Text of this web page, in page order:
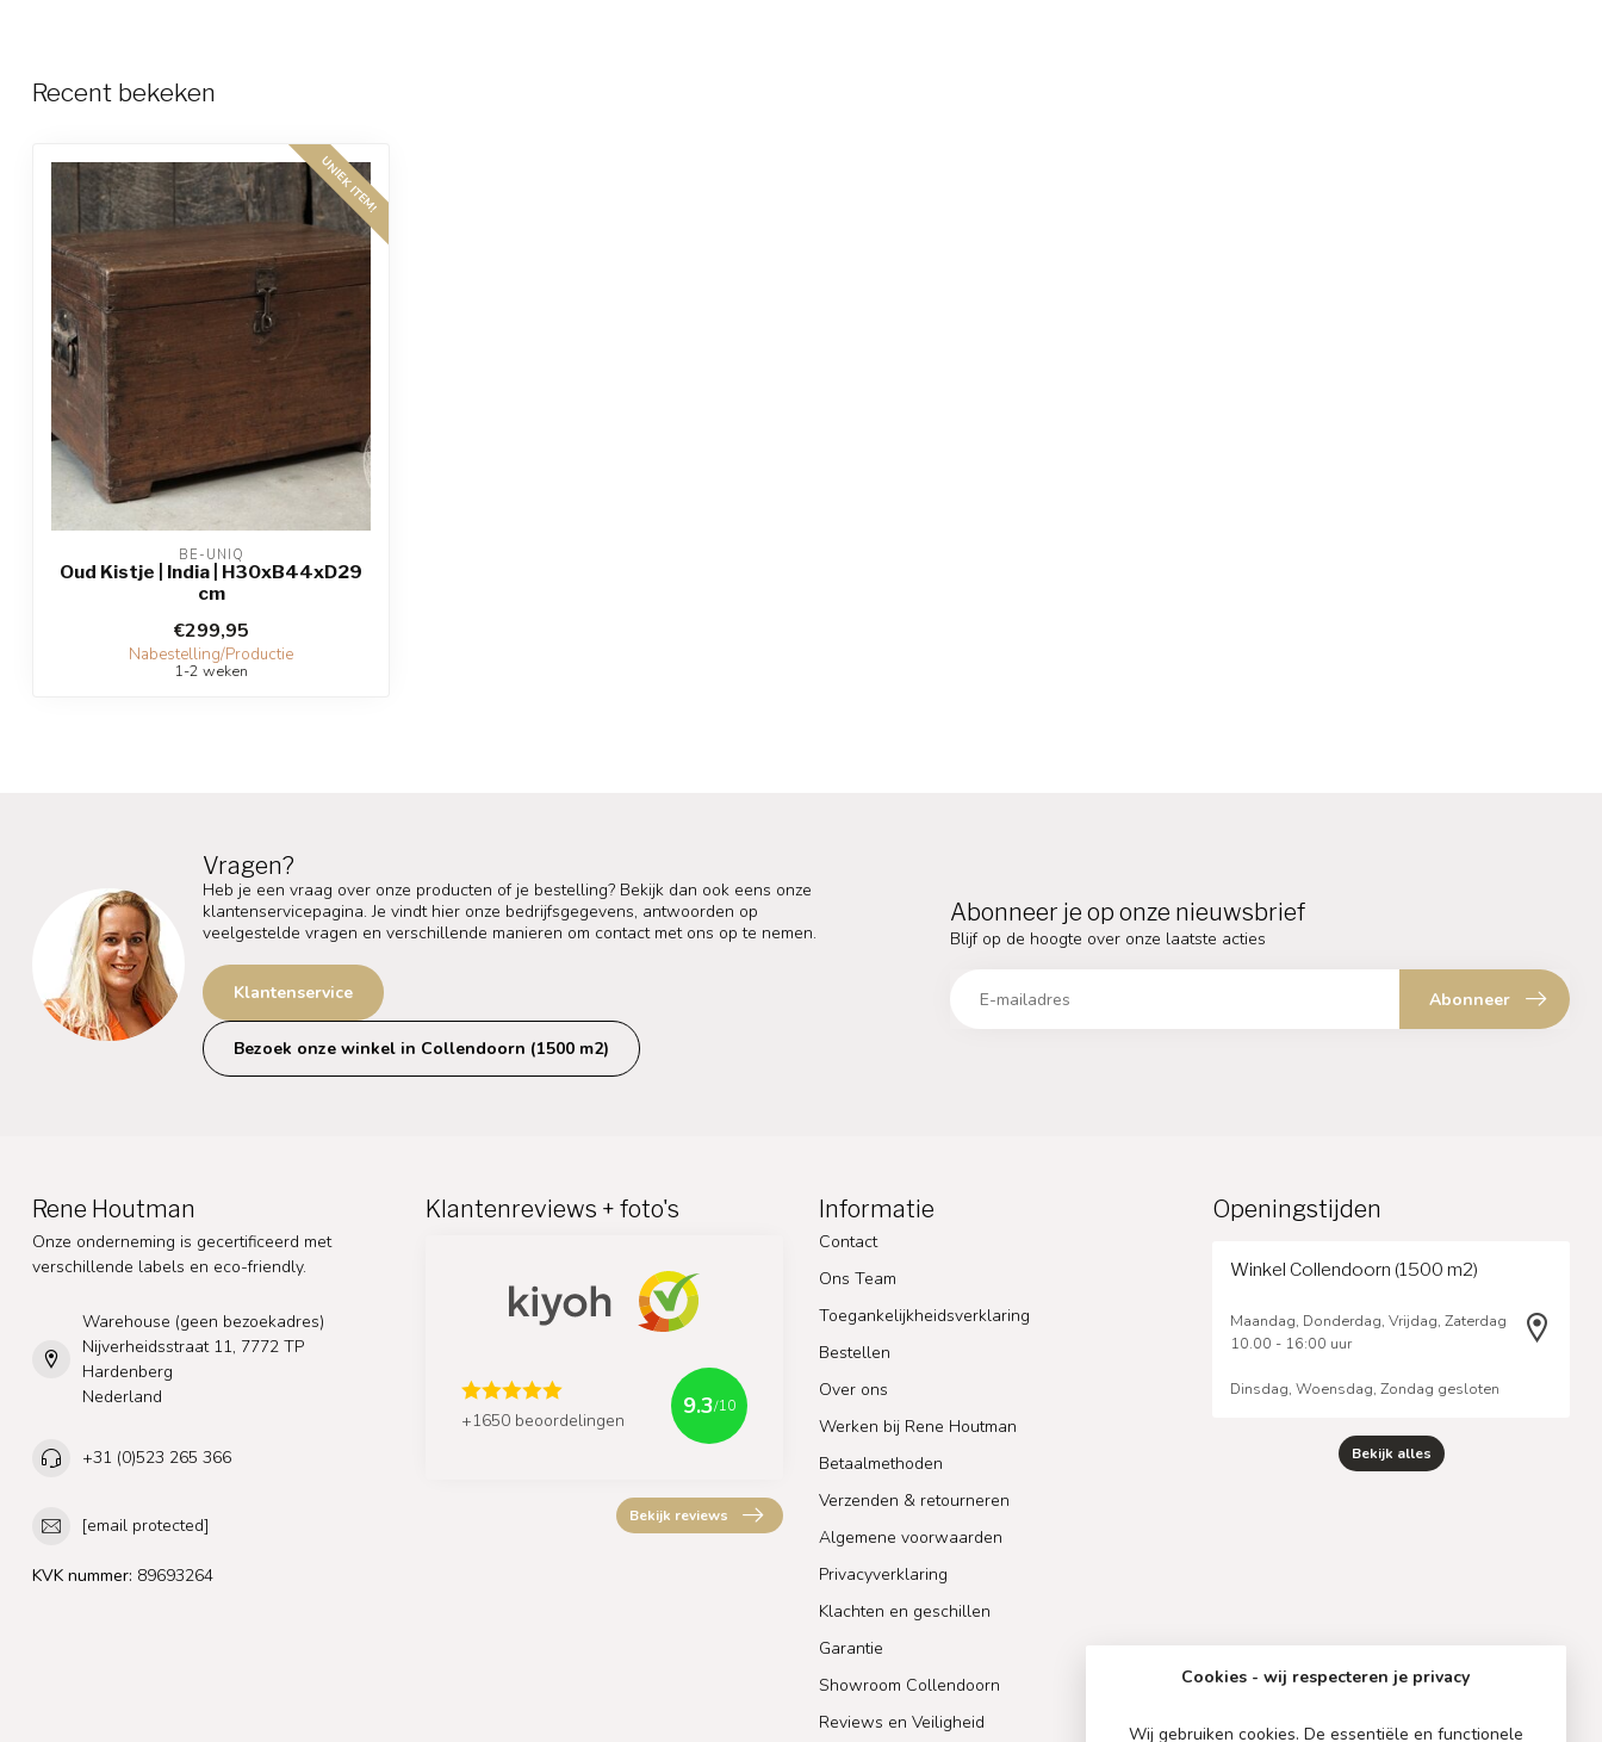
Recent bekeken
UNIEK ITEM!
BE-UNIQ
Oud Kistje | India | H30xB44xD29
cm
€299,95
Nabestelling/Productie
1-2 weken
Vragen?
Heb je een vraag over onze producten of je bestelling? Bekijk dan ook eens onze
klantenservicepagina. Je vindt hier onze bedrijfsgegevens, antwoorden op
veelgestelde vragen en verschillende manieren om contact met ons op te nemen.
Klantenservice
Bezoek onze winkel in Collendoorn (1500 m2)
Abonneer je op onze nieuwsbrief
Blijf op de hoogte over onze laatste acties
Abonneer
Rene Houtman
Onze onderneming is gecertificeerd met
verschillende labels en eco-friendly.
Warehouse (geen bezoekadres)
Nijverheidsstraat 11, 7772 TP
Hardenberg
Nederland
+31 (0)523 265 366
[email protected]
KVK nummer: 89693264
Klantenreviews + foto's
+1650 beoordelingen
9.3/10
Bekijk reviews
Informatie
Contact
Ons Team
Toegankelijkheidsverklaring
Bestellen
Over ons
Werken bij Rene Houtman
Betaalmethoden
Verzenden & retourneren
Algemene voorwaarden
Privacyverklaring
Klachten en geschillen
Garantie
Showroom Collendoorn
Reviews en Veiligheid
Openingstijden
Winkel Collendoorn (1500 m2)
Maandag, Donderdag, Vrijdag, Zaterdag
10.00 - 16:00 uur
Dinsdag, Woensdag, Zondag gesloten
Bekijk alles
Cookies - wij respecteren je privacy
Wij gebruiken cookies. De essentiële en functionele